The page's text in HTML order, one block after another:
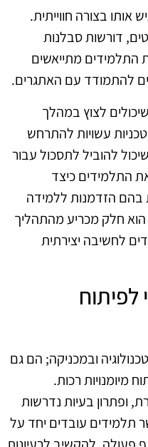
אותו בצורה חווייתית.
דורשות סבלנות
התלמידים מתייאשים
להתמודד עם האתגרים.
לצוץ במהלך
עשויות להתרחש
להוביל לתסכול עבור
התלמידים כיצד
בהם הזדמנות ללמידה
הוא חלק מכריע מהתהליך
לחשיבה יצירתית
לפיתוח
ובמכניקה; הם גם
מיומנויות רכות.
ופתרון בעיות נדרשות
עובדים יחד על